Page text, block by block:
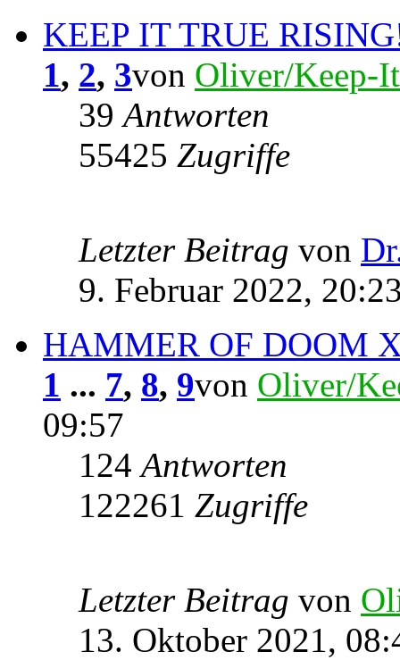
KEEP IT TRUE
1, 2, 3von Oliver/Keep-
39Antworten
55425 Zugriffe
Letzter Beitrag von
9. Februar 2022,
HAMMER OF DOOM
1 ... 7, 8, 9von Oliver/
09:57
124Antworten
122261 Zugriffe
Letzter Beitrag von
13. Oktober 2021,